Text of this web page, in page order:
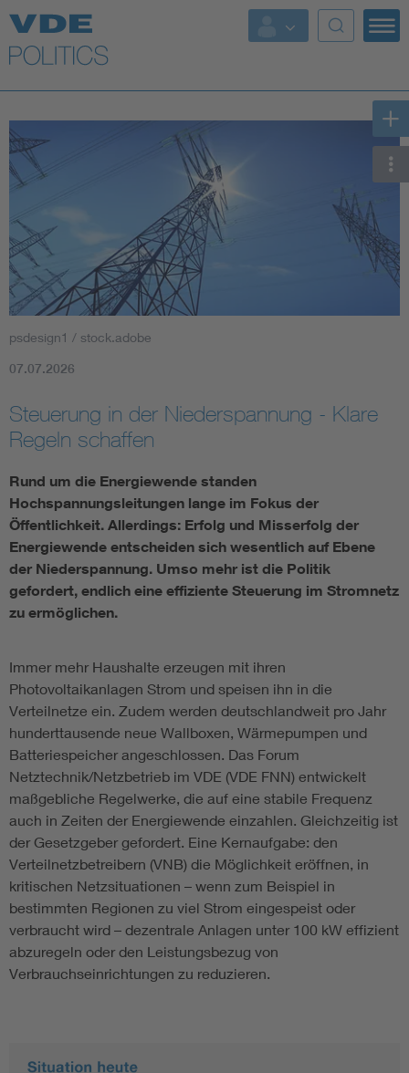
Top Themen
Fokusthemen
Mobility
Assisted Living
Electromobility
Energy efficiency
Energy storage
psdesign1 / stock.adobe
07.07.2026
Steuerung in der Niederspannung - Klare
Regeln schaffen
Rund um die Energiewende standen
Hochspannungsleitungen lange im Fokus der
Öffentlichkeit. Allerdings: Erfolg und Misserfolg der
Energiewende entscheiden sich wesentlich auf Ebene
der Niederspannung. Umso mehr ist die Politik
gefordert, endlich eine effiziente Steuerung im Stromnetz
zu ermöglichen.
Immer mehr Haushalte erzeugen mit ihren
Photovoltaikanlagen Strom und speisen ihn in die
Verteilnetze ein. Zudem werden deutschlandweit pro Jahr
hunderttausende neue Wallboxen, Wärmepumpen und
Batteriespeicher angeschlossen. Das Forum
Netztechnik/Netzbetrieb im VDE (VDE FNN) entwickelt
maßgebliche Regelwerke, die auf eine stabile Frequenz
auch in Zeiten der Energiewende einzahlen. Gleichzeitig ist
der Gesetzgeber gefordert. Eine Kernaufgabe: den
Verteilnetzbetreibern (VNB) die Möglichkeit eröffnen, in
kritischen Netzsituationen – wenn zum Beispiel in
bestimmten Regionen zu viel Strom eingespeist oder
verbraucht wird – dezentrale Anlagen unter 100 kW effizient
abzuregeln oder den Leistungsbezug von
Verbrauchseinrichtungen zu reduzieren.